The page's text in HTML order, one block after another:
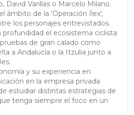
David Varillas o Marcelo Milano.
ámbito de la 'Operación Ílex',
los personajes entrevistados.
profundidad el ecosistema ciclista
de gran calado como
a Andalucía o la Itzulia junto a
y su experiencia en
en la empresa privada
estudiar distintas estrategias de
tenga siempre el foco en un